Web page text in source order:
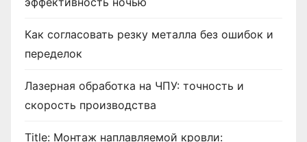
Как согласовать резку металла без ошибок и
переделок
Лазерная обработка на ЧПУ: точность и
скорость производства
Title: Монтаж наплавляемой кровли: